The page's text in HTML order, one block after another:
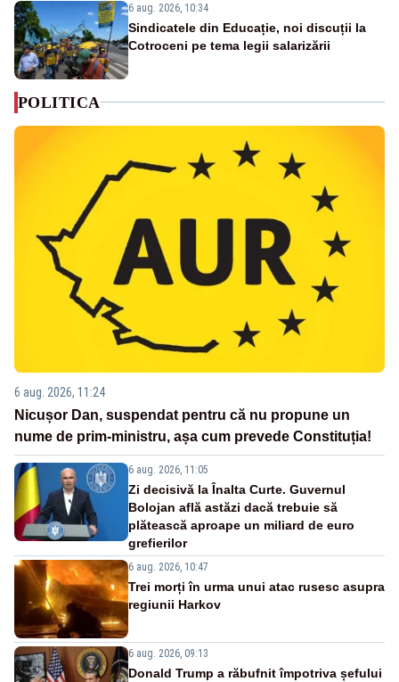
6 aug. 2026, 10:34
Sindicatele din Educație, noi discuții la
Cotroceni pe tema legii salarizării
POLITICA
6 aug. 2026, 11:24
Nicușor Dan, suspendat pentru că nu propune un
nume de prim-ministru, așa cum prevede Constituția!
6 aug. 2026, 11:05
Zi decisivă la Înalta Curte. Guvernul
Bolojan află astăzi dacă trebuie să
plătească aproape un miliard de euro
grefierilor
6 aug. 2026, 10:47
Trei morți în urma unui atac rusesc asupra
regiunii Harkov
6 aug. 2026, 09:13
Donald Trump a răbufnit împotriva șefului